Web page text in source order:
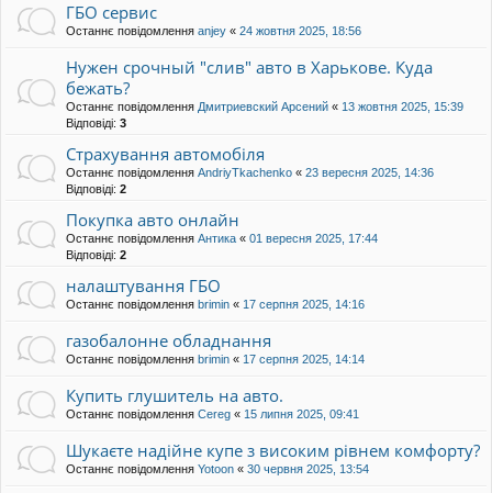
ГБО сервис
Останнє повідомлення anjey « 24 жовтня 2025, 18:56
Нужен срочный "слив" авто в Харькове. Куда
бежать?
Останнє повідомлення Дмитриевский Арсений « 13 жовтня 2025, 15:39
Відповіді: 3
Страхування автомобіля
Останнє повідомлення AndriyTkachenko « 23 вересня 2025, 14:36
Відповіді: 2
Покупка авто онлайн
Останнє повідомлення Антика « 01 вересня 2025, 17:44
Відповіді: 2
налаштування ГБО
Останнє повідомлення brimin « 17 серпня 2025, 14:16
газобалонне обладнання
Останнє повідомлення brimin « 17 серпня 2025, 14:14
Купить глушитель на авто.
Останнє повідомлення Cereg « 15 липня 2025, 09:41
Шукаєте надійне купе з високим рівнем комфорту?
Останнє повідомлення Yotoon « 30 червня 2025, 13:54